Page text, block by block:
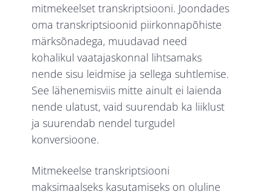
mitmekeelset transkriptsiooni. Joondades
oma transkriptsioonid piirkonnapõhiste
märksõnadega, muudavad need
kohalikul vaatajaskonnal lihtsamaks
nende sisu leidmise ja sellega suhtlemise.
See lähenemisviis mitte ainult ei laienda
nende ulatust, vaid suurendab ka liiklust
ja suurendab nendel turgudel
konversioone.
Mitmekeelse transkriptsiooni
maksimaalseks kasutamiseks on oluline